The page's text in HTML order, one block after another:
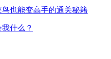
也能变高手的通关秘籍
什么？